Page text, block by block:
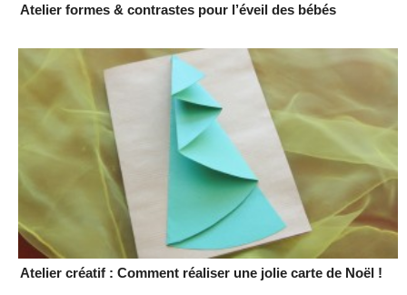
Atelier formes & contrastes pour l’éveil des bébés
Atelier créatif : Comment réaliser une jolie carte de Noël !